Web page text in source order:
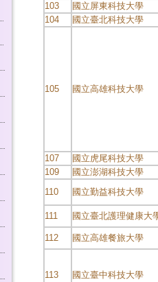
103
國立屏東科技大學
104
國立臺北科技大學
105 國立高雄科技大學
107
國立虎尾科技大學
109
國立澎湖科技大學
110
國立勤益科技大學
111 國立臺北護理健康大
112 國立高雄餐旅大學
113 國立臺中科技大學